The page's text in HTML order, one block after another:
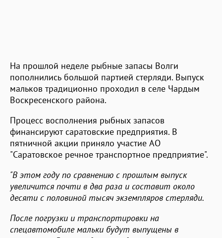
На прошлой неделе рыбные запасы Волги
пополнились большой партией стерляди. Выпуск
мальков традиционно проходил в селе Чардым
Воскресенского района.
Процесс восполнения рыбных запасов
финансируют саратовские предприятия. В
пятничной акции приняло участие АО
"Саратовское речное транспортное предприятие".
"В этом году по сравнению с прошлым выпуск
увеличится почти в два раза и составит около
десяти с половиной тысяч экземпляров стерляди.
После погрузки и транспортировки на
спецавтомобиле мальки будут выпущены в